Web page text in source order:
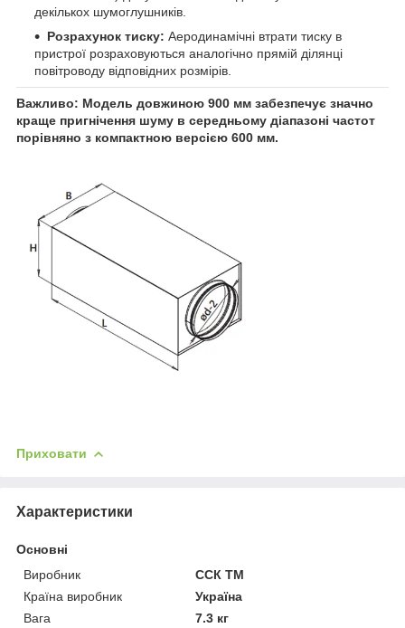
декількох шумоглушників.
Розрахунок тиску: Аеродинамічні втрати тиску в
пристрої розраховуються аналогічно прямій ділянці
повітроводу відповідних розмірів.
Важливо: Модель довжиною 900 мм забезпечує значно
краще пригнічення шуму в середньому діапазоні частот
порівняно з компактною версією 600 мм.
Приховати
Характеристики
Основні
Виробник
ССК ТМ
Країна виробник
Україна
Вага
7.3 кг